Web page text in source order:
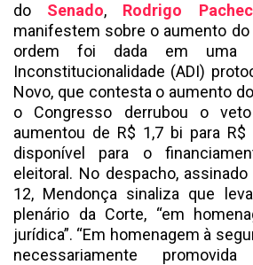
do Senado, Rodrigo
manifestem sobre o aumento do
ordem foi dada em uma
Inconstitucionalidade (ADI)
Novo, que contesta o aumento
o Congresso derrubou o
aumentou de R$ 1,7 bi para
disponível para o
eleitoral. No despacho,
12, Mendonça sinaliza que
plenário da Corte, “em
jurídica”. “Em homenagem à
necessariamente